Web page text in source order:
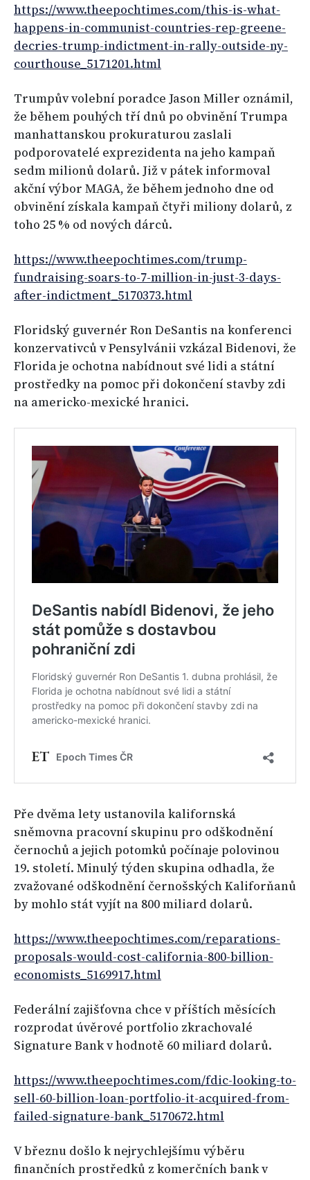
https://www.theepochtimes.com/this-is-what-
happens-in-communist-countries-rep-greene-
decries-trump-indictment-in-rally-outside-ny-
courthouse_5171201.html
Trumpův volební poradce Jason Miller oznámil,
že během pouhých tří dnů po obvinění Trumpa
manhattanskou prokuraturou zaslali
podporovatelé exprezidenta na jeho kampaň
sedm milionů dolarů. Již v pátek informoval
akční výbor MAGA, že během jednoho dne od
obvinění získala kampaň čtyři miliony dolarů, z
toho 25 % od nových dárců.
https://www.theepochtimes.com/trump-
fundraising-soars-to-7-million-in-just-3-days-
after-indictment_5170373.html
Floridský guvernér Ron DeSantis na konferenci
konzervativců v Pensylvánii vzkázal Bidenovi, že
Florida je ochotna nabídnout své lidi a státní
prostředky na pomoc při dokončení stavby zdi
na americko-mexické hranici.
Pře dvěma lety ustanovila kalifornská
sněmovna pracovní skupinu pro odškodnění
černochů a jejich potomků počínaje polovinou
19. století. Minulý týden skupina odhadla, že
zvažované odškodnění černošských Kaliforňanů
by mohlo stát vyjít na 800 miliard dolarů.
https://www.theepochtimes.com/reparations-
proposals-would-cost-california-800-billion-
economists_5169917.html
Federální zajišťovna chce v příštích měsících
rozprodat úvěrové portfolio zkrachovalé
Signature Bank v hodnotě 60 miliard dolarů.
https://www.theepochtimes.com/fdic-looking-to-
sell-60-billion-loan-portfolio-it-acquired-from-
failed-signature-bank_5170672.html
V březnu došlo k nejrychlejšímu výběru
finančních prostředků z komerčních bank v